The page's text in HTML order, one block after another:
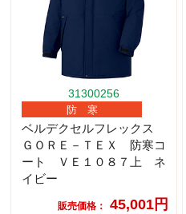
31300256
防 寒
ベルデクセルフレックス
ＧＯＲＥ－ＴＥＸ 防寒コ
ート ＶＥ１０８７上 ネ
イビー
販売価格： 45,001円